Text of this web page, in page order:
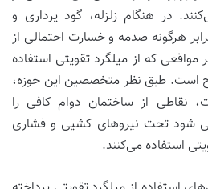
در هنگام زلزله، گود یرداری و
هرگونه صدمه و خسارت احتمالی از
مواقعی که از میلگرد تقویتی استفاده
است. طبق نظر متخصصین این حوزه،
نقاطی از ساختمان دوام کافی را
شود تحت نیروهای کشیی و فشاری
استفاده می‌کنند.